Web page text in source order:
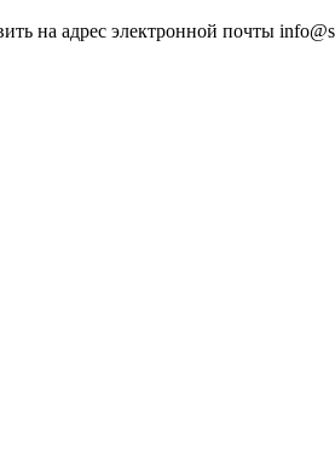
на адрес электронной почты